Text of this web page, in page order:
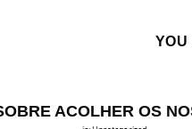
YOU
ACOLHER OS